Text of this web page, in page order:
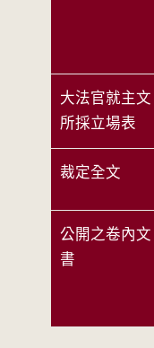
大法官就主文
所採立場表
裁定全文
公開之卷內文
書